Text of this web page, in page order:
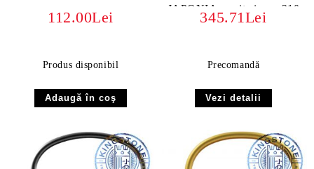
112.00Lei
Produs disponibil
JAPONIA cu sita inox, 210
ml
345.71Lei
Precomandă
Vezi detalii